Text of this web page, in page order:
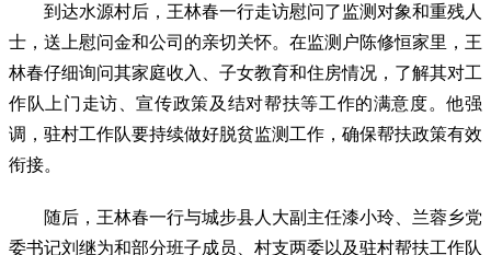
到达水源村后，王林春一行走访慰问了监测对象和重残人
士，送上慰问金和公司的亲切关怀。在监测户陈修恒家里，王
林春仔细询问其家庭收入、子女教育和住房情况，了解其对工
作队上门走访、宣传政策及结对帮扶等工作的满意度。他强
调，驻村工作队要持续做好脱贫监测工作，确保帮扶政策有效
衔接。
随后，王林春一行与城步县人大副主任漆小玲、兰蓉乡党
委书记刘继为和部分班子成员、村支两委以及驻村帮扶工作队